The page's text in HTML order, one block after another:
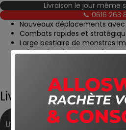
Livraison le jour même
📞 0616 263
Nouveaux déplacements
Combats rapides et
Large bestiaire de monstres
Fabrication d’armes et
Excellente performance en
Livraison Gratuite
Livraison Gratuite partout